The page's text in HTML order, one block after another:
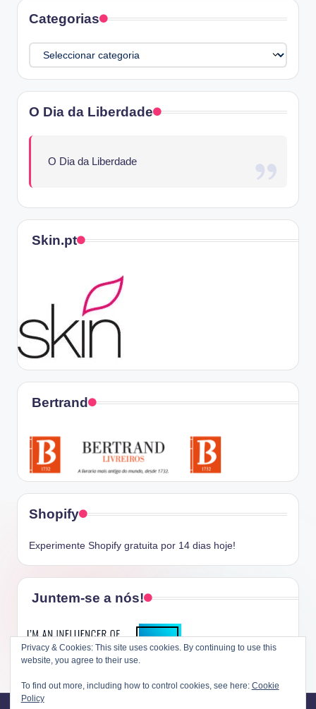
Categorias
Categorias
O Dia da Liberdade
O Dia da Liberdade
Skin.pt
Bertrand
Shopify
Experimente Shopify gratuita por 14 dias hoje!
Juntem-se a nós!
Privacy & Cookies: This site uses cookies. By continuing to use this
website, you agree to their use.
To find out more, including how to control cookies, see here: Cookie
Policy